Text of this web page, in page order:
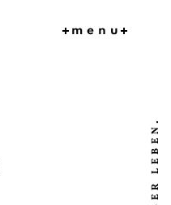
menu